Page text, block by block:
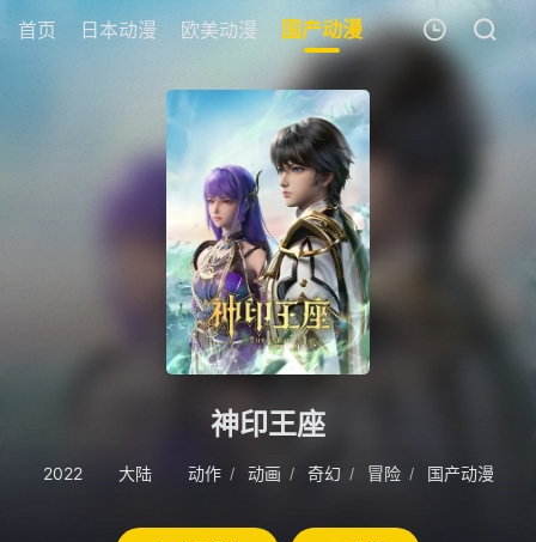
首页 日本动漫 欧美动漫 国产动漫 剧场版 追剧周
我的观影记录
暂无观看影片的记录
神印王座
2022 大陆 动作 / 动画 / 奇幻 / 冒险 / 国产动漫